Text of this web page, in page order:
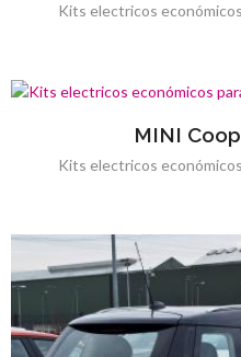
Kits electricos
MINI
Kits electricos